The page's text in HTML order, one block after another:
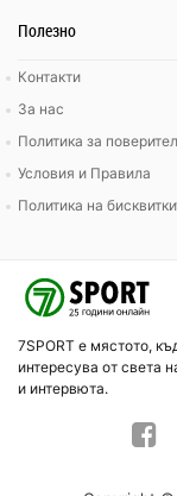
Полезно
Контакти
За нас
Политика за
Условия и Правила
Политика на
7SPORT е мястото,
интересува от света
и интервюта.